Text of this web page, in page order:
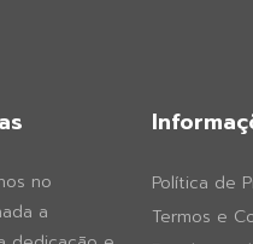
no
a
Política de
Termos e